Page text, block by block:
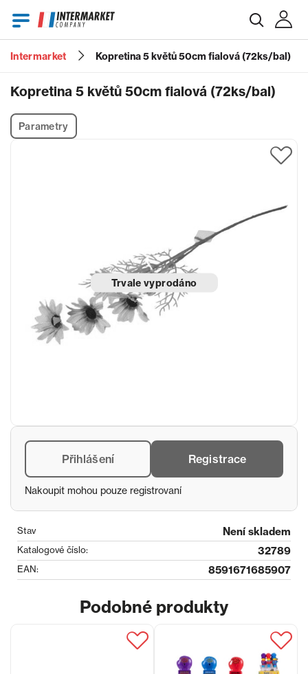
Heslo
Intermarket Kopretina 5 květů 50cm fialová (72ks/bal)
Kopretina 5 květů 50cm fialová (72ks/bal)
Parametry
Trvale vyprodáno
Přihlášení Registrace
Nakoupit mohou pouze registrovaní
Stav Není skladem
Katalogové číslo: 32789
EAN: 8591671685907
Podobné produkty